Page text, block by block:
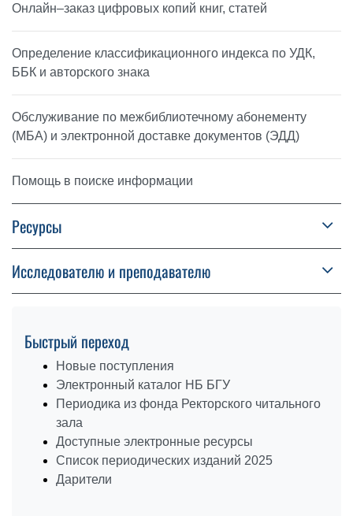
Онлайн–заказ цифровых копий книг, статей
Определение классификационного индекса по УДК,
ББК и авторского знака
Обслуживание по межбиблиотечному абонементу
(МБА) и электронной доставке документов (ЭДД)
Помощь в поиске информации
Ресурсы
Исследователю и преподавателю
Быстрый переход
Новые поступления
Электронный каталог НБ БГУ
Периодика из фонда Ректорского читального
зала
Доступные электронные ресурсы
Список периодических изданий 2025
Дарители